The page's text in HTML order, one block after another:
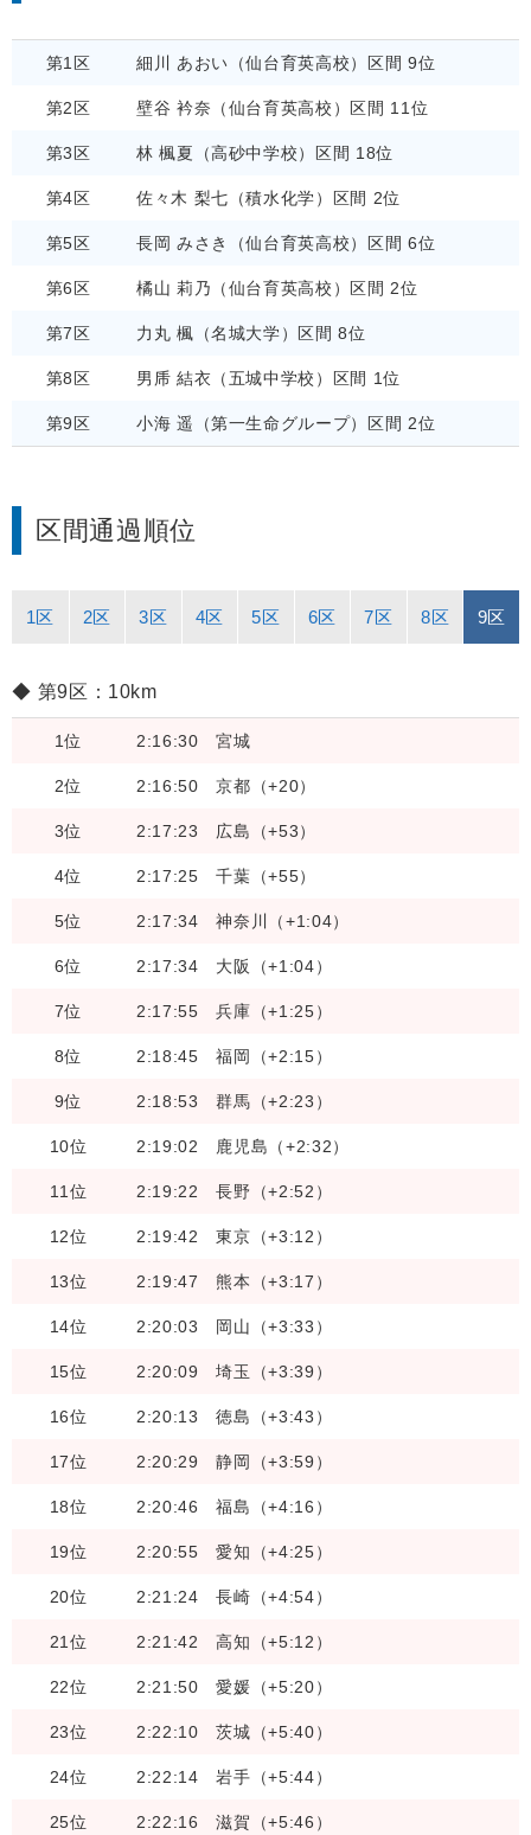
第1区 細川 あおい（仙台育英高校）区間 9位
第2区 壁谷 衿奈（仙台育英高校）区間 11位
第3区 林 楓夏（高砂中学校）区間 18位
第4区 佐々木 梨七（積水化学）区間 2位
第5区 長岡 みさき（仙台育英高校）区間 6位
第6区 橘山 莉乃（仙台育英高校）区間 2位
第7区 力丸 楓（名城大学）区間 8位
第8区 男乕 結衣（五城中学校）区間 1位
第9区 小海 遥（第一生命グループ）区間 2位
区間通過順位
1区 2区 3区 4区 5区 6区 7区 8区 9区
第9区：10km
1位 2:16:30 宮城
2位 2:16:50 京都（+20）
3位 2:17:23 広島（+53）
4位 2:17:25 千葉（+55）
5位 2:17:34 神奈川（+1:04）
6位 2:17:34 大阪（+1:04）
7位 2:17:55 兵庫（+1:25）
8位 2:18:45 福岡（+2:15）
9位 2:18:53 群馬（+2:23）
10位 2:19:02 鹿児島（+2:32）
11位 2:19:22 長野（+2:52）
12位 2:19:42 東京（+3:12）
13位 2:19:47 熊本（+3:17）
14位 2:20:03 岡山（+3:33）
15位 2:20:09 埼玉（+3:39）
16位 2:20:13 徳島（+3:43）
17位 2:20:29 静岡（+3:59）
18位 2:20:46 福島（+4:16）
19位 2:20:55 愛知（+4:25）
20位 2:21:24 長崎（+4:54）
21位 2:21:42 高知（+5:12）
22位 2:21:50 愛媛（+5:20）
23位 2:22:10 茨城（+5:40）
24位 2:22:14 岩手（+5:44）
25位 2:22:16 滋賀（+5:46）